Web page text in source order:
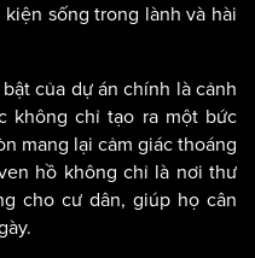
sống trong lành và hài
của dự án chính là cảnh
không chỉ tạo ra một bức
mang lại cảm giác thoáng
hồ không chỉ là nơi thư
cho cư dân, giúp họ cân